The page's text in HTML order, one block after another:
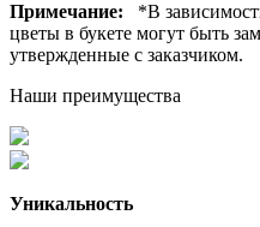
Примечание:
*В
цветы в букете могут быть
утвержденные с заказчиком.
Наши преимущества
Уникальность